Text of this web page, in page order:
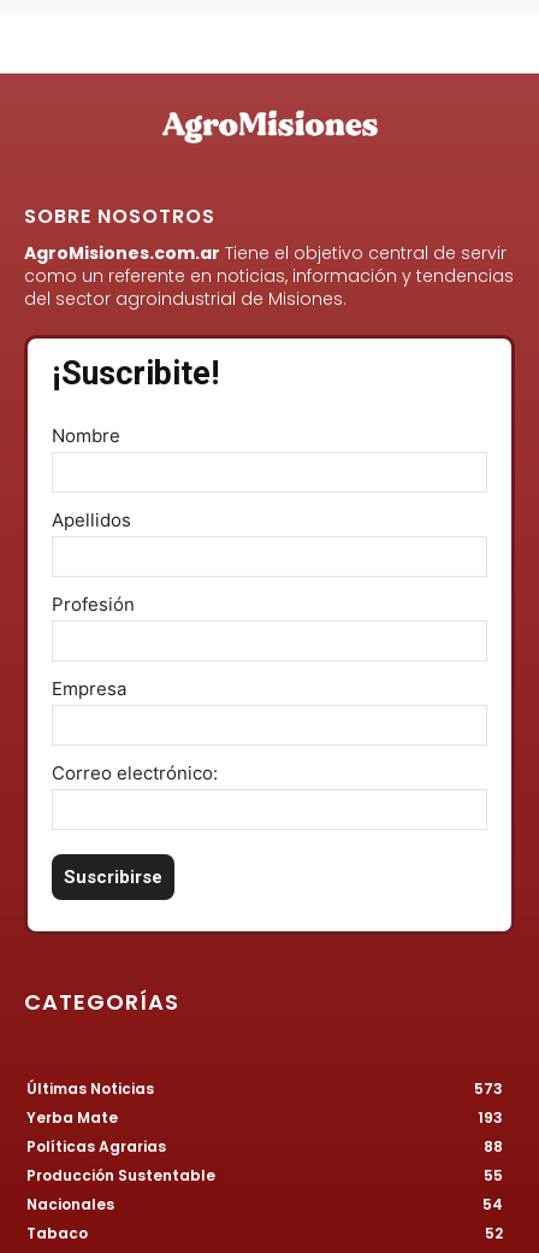
SOBRE NOSOTROS
AgroMisiones.com.ar Tiene el objetivo central de servir
como un referente en noticias, información y tendencias
del sector agroindustrial de Misiones.
¡Suscribite!
Nombre
Apellidos
Profesión
Empresa
Correo electrónico:
CATEGORÍAS
Últimas Noticias
573
Yerba Mate
193
Políticas Agrarias
88
Producción Sustentable
55
Nacionales
54
Tabaco
52